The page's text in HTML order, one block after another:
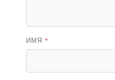
ИМЯ *